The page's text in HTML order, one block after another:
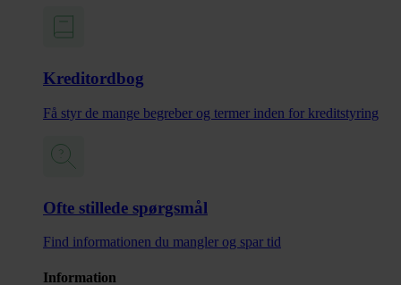
Kreditordbog
Få styr de mange begreber og termer inden for kreditstyring
Ofte stillede spørgsmål
Find informationen du mangler og spar tid
Information